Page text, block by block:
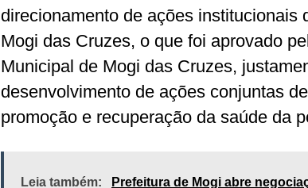
direcionamento de ações institucionais
Mogi das Cruzes, o que foi aprovado
Municipal de Mogi das Cruzes,
desenvolvimento de ações conjuntas
promoção e recuperação da saúde da
Leia também:
Prefeitura de Mogi abre